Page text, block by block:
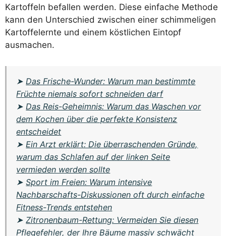
Kartoffeln befallen werden. Diese einfache Methode
kann den Unterschied zwischen einer schimmeligen
Kartoffelernte und einem köstlichen Eintopf
ausmachen.
➤ Das Frische-Wunder: Warum man bestimmte
Früchte niemals sofort schneiden darf
➤ Das Reis-Geheimnis: Warum das Waschen vor
dem Kochen über die perfekte Konsistenz
entscheidet
➤ Ein Arzt erklärt: Die überraschenden Gründe,
warum das Schlafen auf der linken Seite
vermieden werden sollte
➤Sport im Freien: Warum intensive
Nachbarschafts-Diskussionen oft durch einfache
Fitness-Trends entstehen
➤Zitronenbaum-Rettung: Vermeiden Sie diesen
Pflegefehler, der Ihre Bäume massiv schwächt